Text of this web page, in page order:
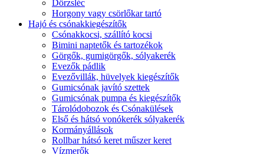
Dörzsléc
Horgony vagy csörlőkar tartó
Hajó és csónakkiegészítők
Csónakkocsi, szállító kocsi
Bimini naptetők és tartozékok
Görgők, gumigörgők, sólyakerék
Evezők pádlik
Evezővillák, hüvelyek kiegészítők
Gumicsónak javító szettek
Gumicsónak pumpa és kiegészítők
Tárolódobozok és Csónakülések
Első és hátsó vonókerék sólyakerék
Kormányállások
Rollbar hátsó keret műszer keret
Vízmerők